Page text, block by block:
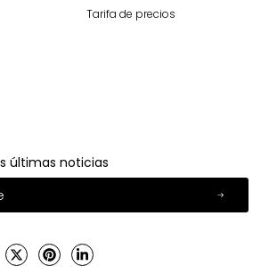
Tarifa de precios
últimas noticias